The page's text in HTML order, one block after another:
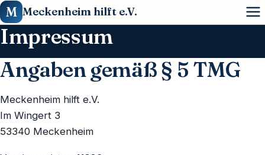
M Meckenheim hilft e.V.
Home
Ihre Hilfe
Gerätschaften für den Zivilschutz
Über uns
Impressum
Angaben gemäß § 5 TMG
Meckenheim hilft e.V.
Im Wingert 3
53340 Meckenheim